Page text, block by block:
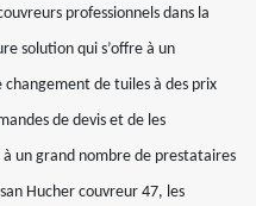
professionnels dans la
solution qui s’offre à un
de tuiles à des prix
de devis et de les
un grand nombre de prestataires
Hucher couvreur 47, les